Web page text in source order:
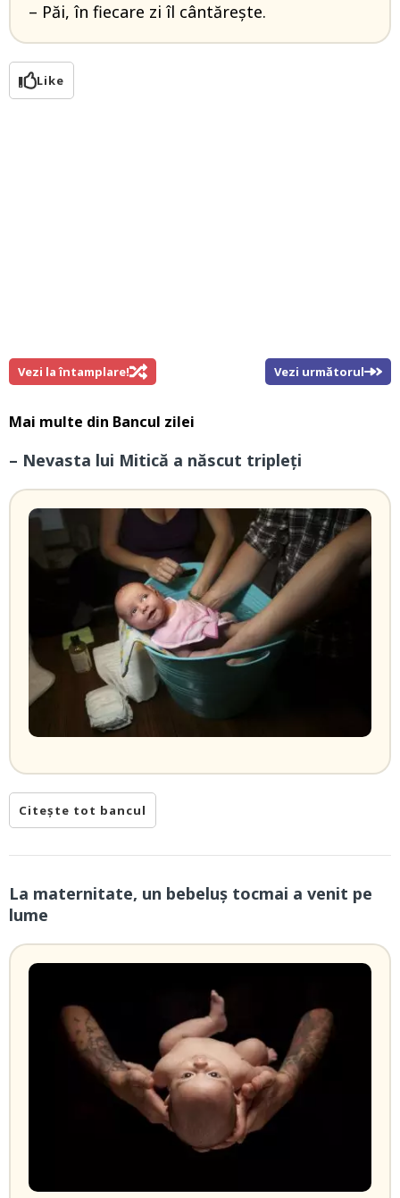
– Păi, în fiecare zi îl cântărește.
Like
Vezi la întamplare! Vezi următorul
Mai multe din Bancul zilei
– Nevasta lui Mitică a născut tripleți
Citește tot bancul
La maternitate, un bebeluș tocmai a venit pe
lume